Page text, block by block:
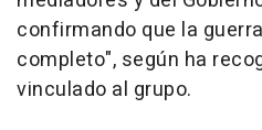
confirmando que la
completo", según ha
vinculado al grupo.